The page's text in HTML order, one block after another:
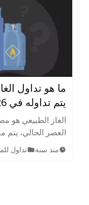
ما هو تداول
يتم تداوله في 2026؟
الغاز الطبيعي هو
العصر الحالي، يتم
من الحقول البرية أو
اعرف كيف يمكن
منذ سنة تداول